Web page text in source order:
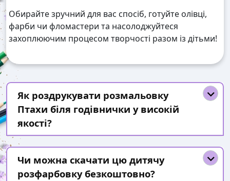
Обирайте зручний для вас спосіб, готуйте олівці,
фарби чи фломастери та насолоджуйтеся
захоплюючим процесом творчості разом із дітьми!
Як роздрукувати розмальовку
Птахи біля годівнички у високій
якості?
Чи можна скачати цю дитячу
розфарбовку безкоштовно?